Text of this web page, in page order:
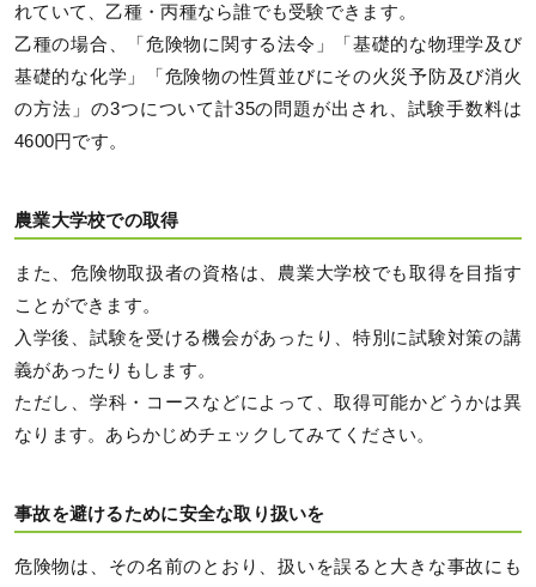
れていて、乙種・丙種なら誰でも受験できます。
乙種の場合、「危険物に関する法令」「基礎的な物理学及び
基礎的な化学」「危険物の性質並びにその火災予防及び消火
の方法」の3つについて計35の問題が出され、試験手数料は
4600円です。
農業大学校での取得
また、危険物取扱者の資格は、農業大学校でも取得を目指す
ことができます。
入学後、試験を受ける機会があったり、特別に試験対策の講
義があったりもします。
ただし、学科・コースなどによって、取得可能かどうかは異
なります。あらかじめチェックしてみてください。
事故を避けるために安全な取り扱いを
危険物は、その名前のとおり、扱いを誤ると大きな事故にも